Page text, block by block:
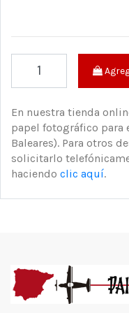
En nuestra tienda
papel fotográfico para
Baleares). Para otros
solicitarlo
haciendo clic aquí.